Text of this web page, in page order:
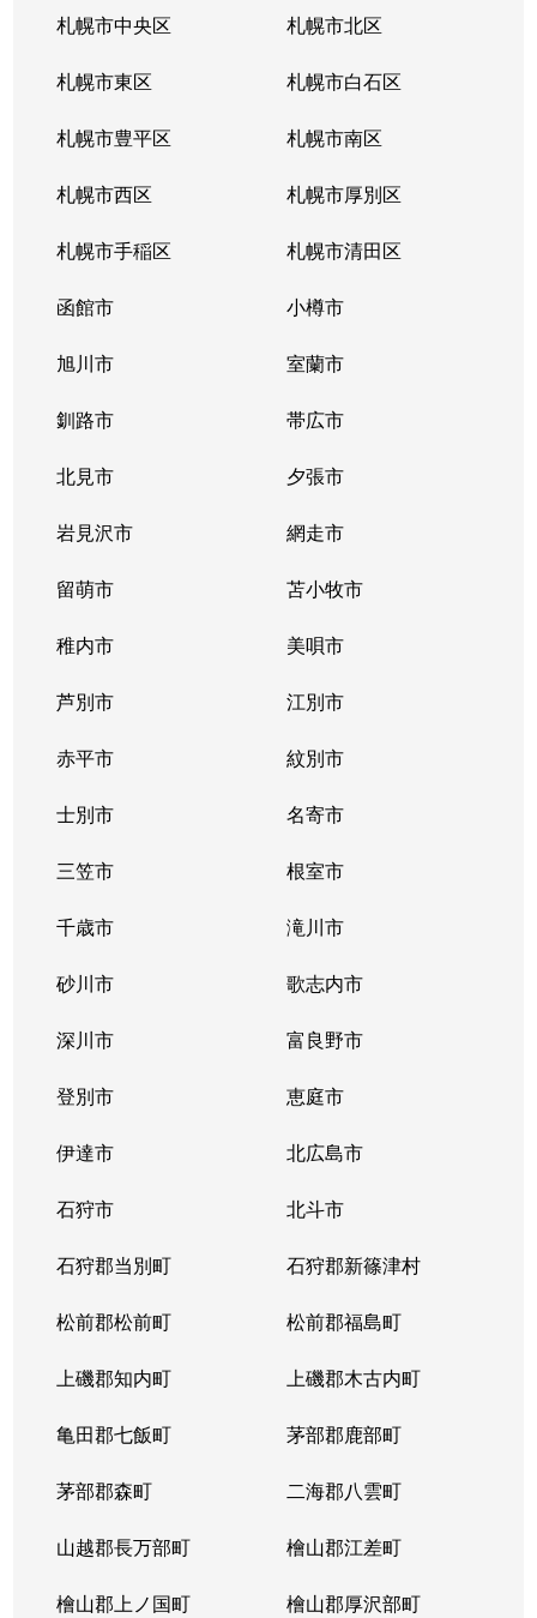
札幌市中央区 札幌市北区
札幌市東区 札幌市白石区
札幌市豊平区 札幌市南区
札幌市西区 札幌市厚別区
札幌市手稲区 札幌市清田区
函館市 小樽市
旭川市 室蘭市
釧路市 帯広市
北見市 夕張市
岩見沢市 網走市
留萌市 苫小牧市
稚内市 美唄市
芦別市 江別市
赤平市 紋別市
士別市 名寄市
三笠市 根室市
千歳市 滝川市
砂川市 歌志内市
深川市 富良野市
登別市 恵庭市
伊達市 北広島市
石狩市 北斗市
石狩郡当別町 石狩郡新篠津村
松前郡松前町 松前郡福島町
上磯郡知内町 上磯郡木古内町
亀田郡七飯町 茅部郡鹿部町
茅部郡森町 二海郡八雲町
山越郡長万部町 檜山郡江差町
檜山郡上ノ国町 檜山郡厚沢部町